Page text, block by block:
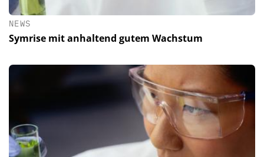
NEWS
Symrise mit anhaltend gutem Wachstum